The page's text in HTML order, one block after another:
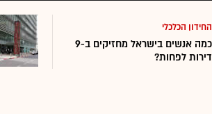
החידון הכלכלי
כמה אנשים בישראל מחזיקים ב-9
דירות לפחות?